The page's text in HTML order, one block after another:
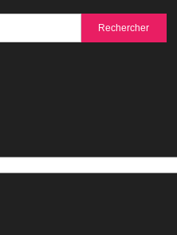
Rechercher :